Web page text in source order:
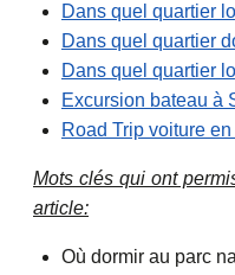
Dans quel quartier
Dans quel quartier
Dans quel quartier
Excursion bateau à
Road Trip voiture
Mots clés qui ont
article:
Où dormir au parc